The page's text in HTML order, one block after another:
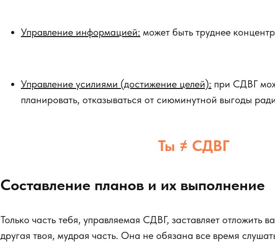
Управление информацией: может быть труднее
Управление усилиями (достижение целей): при СДВГ
планировать, отказываться от сиюминутной выгоды
Ты ≠ СДВГ
Составление планов и их выполнение
Только часть тебя, управляемая СДВГ, заставляет отложить
другая твоя, мудрая часть. Она не обязана все время